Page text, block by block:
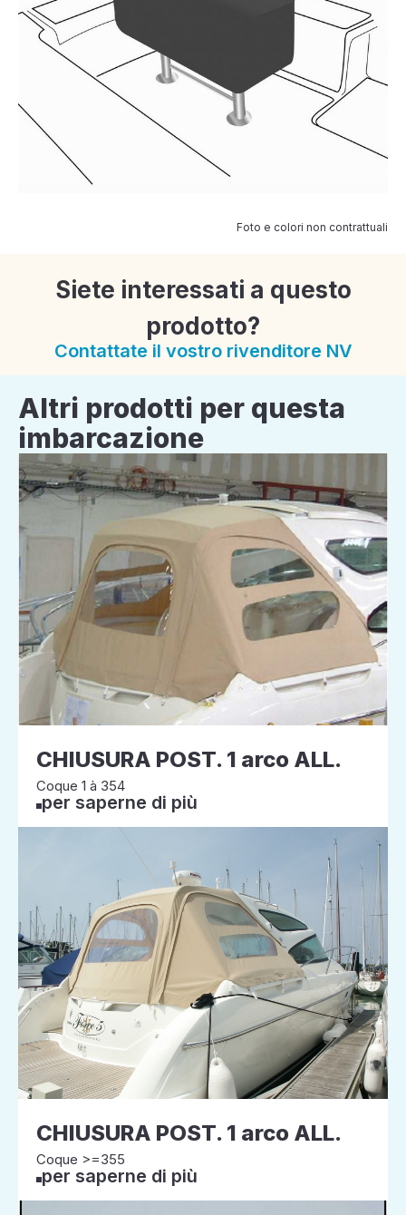
Foto e colori non contrattuali
Siete interessati a questo
prodotto?
Contattate il vostro rivenditore NV
Altri prodotti per questa
imbarcazione
CHIUSURA POST. 1 arco ALL.
Coque 1 à 354
per saperne di più
CHIUSURA POST. 1 arco ALL.
Coque >=355
per saperne di più